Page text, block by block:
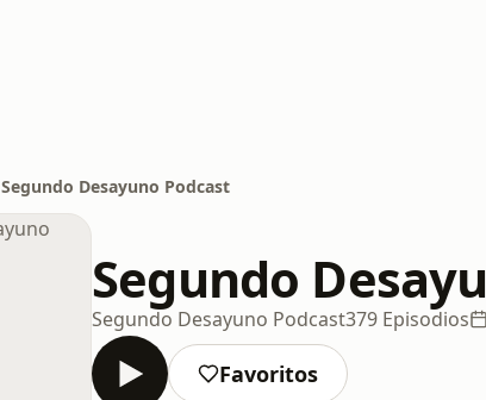
Segundo Desayuno Podcast
Segundo
Segundo Desayuno Podcast379 Episodios
Favoritos